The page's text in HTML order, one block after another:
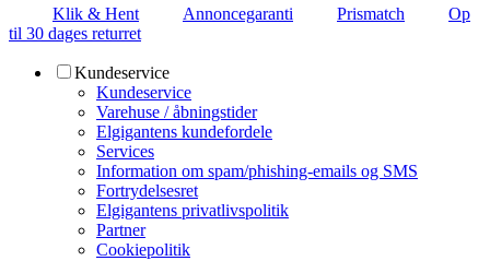
Klik & Hent Annoncegaranti Prismatch
Op
til 30 dages returret
Kundeservice
Kundeservice
Varehuse / åbningstider
Elgigantens kundefordele
Services
Information om spam/phishing-emails og SMS
Fortrydelsesret
Elgigantens privatlivspolitik
Partner
Cookiepolitik